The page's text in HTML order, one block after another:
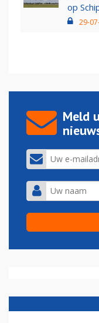
op
29-
Meld